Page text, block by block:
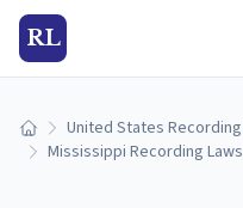
RL
Inicio United States
Mississippi Recording Laws